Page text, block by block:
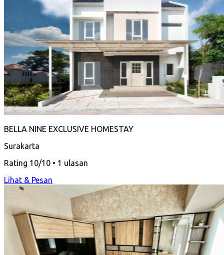
BELLA NINE EXCLUSIVE HOMESTAY
Surakarta
Rating 10/10 • 1 ulasan
Lihat & Pesan